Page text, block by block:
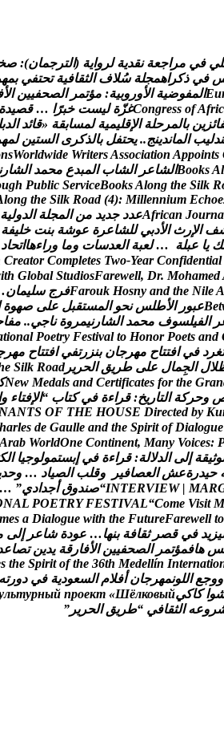
لي في مراجعة نقدية لر واية (الترجمان)
: ص
في ذكراهمجلة سلف الثقافية تحتفي بمه
Eu المفوضية الور وبية: مؤتمر الصحفيين ال
Congress ofAfric غزة ليست خبرا … قصيدة
ائزين بالمرحلة القليمية لمسابقة «قائد الدب
ندليب الماندينج.
. يحتفل بالذكرى الستين لمه
nsWorldwide WritersAssociation Appoints
BooksAl الشاعر الشاب المبدع محمد الشار
ugh Public ServiceBooksAlong the Silk R
long the Silk Road (4): Millennium Echoe
African Journa عدد جديد من المجلة الدولية
ف الرث الدبي للشاعرة عوشة بنت خليفة
ك يا عبلة … لعبة العدسات وما وراءهااتحاد
Creator Completes Two-Year Confidential
ith Global StudiosFarewell, Dr. Mohamed
Farouk Hosny and the NileA فرج سليمان
Bet عبور الطلس نحو المستقبل على صهوة
ر الفيلسوف محمد الشارنيمر وة ناجي.
. مفا
tional Poetry Festival to Honor Poets and
تغرد في افتتاح مهرجان بنزرتفي افتتاح مهر
لل الجمال على طريق الحرير e Silk Road
New Medals and Certificates for the Gran
وحركة التاريخ: قراءة في كتاب “الفتاء و
NANTS OF THE HOUSE Directed by Ku
harles de Gaulle and the Spirit of Dialogue
Arab WorldOne Continent, Many Voices: P
وثيقة إلى الدللة: قراءة في إبستمولوجيا الك
حيدرةعش العصافير وقلب الصياد … وحد
INTERVIEW | MAR
“صندوق أجدادي”
…
NAL POETRY FESTIVAL“Come Visit M
mes a Dialogue with the FutureFarewell to
يزيد في قصر ثقافة بنها… عودة شاعر إلى
س هافمؤتمر الصحفيين الفارقة يدين تصاع
s the Spirit of the 36th Medellín Internatio
ووجع اللونمهرجان أفلم السعودية في دورته
وا كاكي льтурный проект «Шёлковый
ر وعه الثقافي “طريق الحرير ”